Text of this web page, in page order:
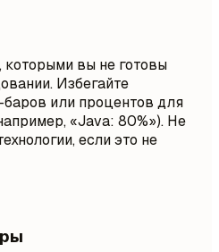
которыми вы не готовы
Избегайте
баров или процентов для
«Java: 80%»). Не
если это не